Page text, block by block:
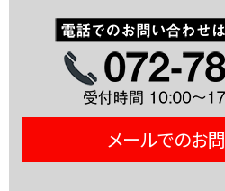
メールでのお